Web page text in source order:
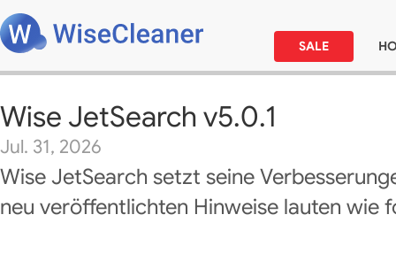
SALE
Wise JetSearch v5.0.1
Jul. 31, 2026
Wise JetSearch setzt seine
neu veröffentlichten Hinweise lauten wie